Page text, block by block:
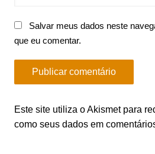
Salvar meus dados neste
que eu comentar.
Este site utiliza o Akismet para
como seus dados em